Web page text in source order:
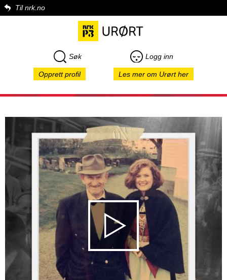
Til nrk.no
Søk Logg inn
Opprett profil Les mer om Urørt her